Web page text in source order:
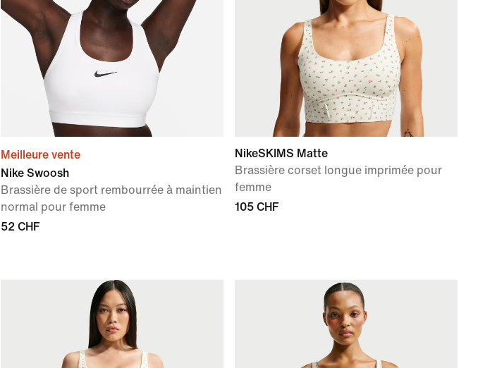
Meilleure vente
Nike Swoosh
Brassière de sport rembourrée à maintien
normal pour femme
52 CHF
NikeSKIMS Matte
Brassière corset longue imprimée pour
femme
105 CHF